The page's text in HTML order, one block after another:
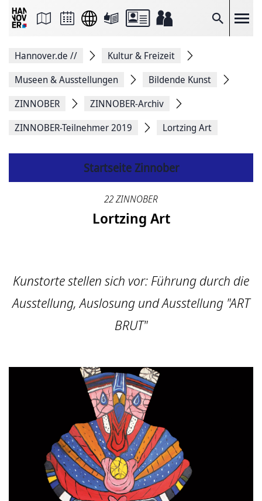
Suche
Seite
Facebook
teilen
Seitenlink
Seite
Hannover.de //
Kultur & Freizeit
Museen & Ausstellungen
Bildende Kunst
ZINNOBER
ZINNOBER-Archiv
ZINNOBER-Teilnehmer 2019
Lortzing Art
Startseite Zinnober
22 ZINNOBER
Lortzing Art
Kunstorte stellen sich vor: Führung durch die
Ausstellung, Auslosung und Ausstellung "ART
BRUT"